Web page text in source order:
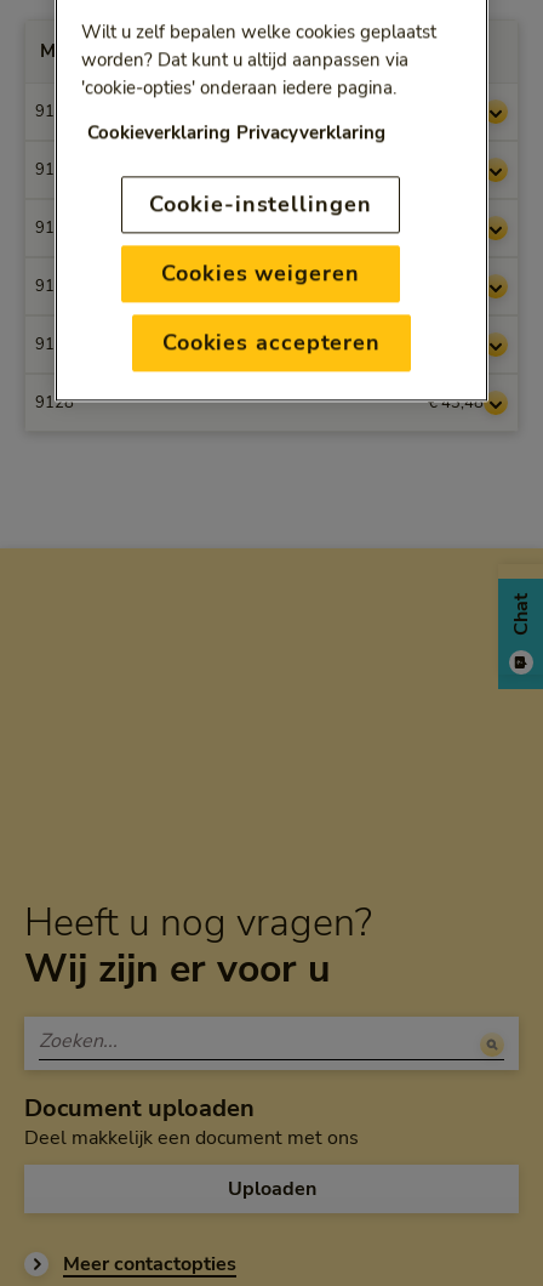
Max. vergoedingen per Prestatiecode
9120
9121
9125
9126
9127
9128 € 43,48
Heeft u nog vragen?
Wij zijn er voor u
Document uploaden
Deel makkelijk een document met ons
Uploaden
Meer contactopties
Chat
Wilt u zelf bepalen welke cookies geplaatst
worden? Dat kunt u altijd aanpassen via
'cookie-opties' onderaan iedere pagina.
Cookieverklaring Privacyverklaring
Cookie-instellingen
Cookies weigeren
Cookies accepteren